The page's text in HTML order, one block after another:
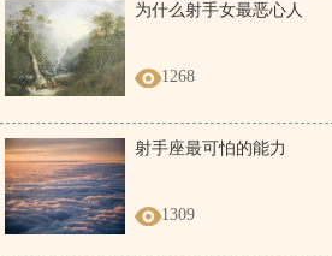
为什么射手女最恶心人
1268
射手座最可怕的能力
1309